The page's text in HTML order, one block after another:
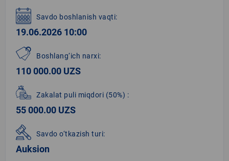
Savdo boshlanish vaqti:
19.06.2026 10:00
Boshlang‘ich narxi:
110 000.00 UZS
Zakalat puli miqdori (50%) :
55 000.00 UZS
Savdo o‘tkazish turi:
Auksion